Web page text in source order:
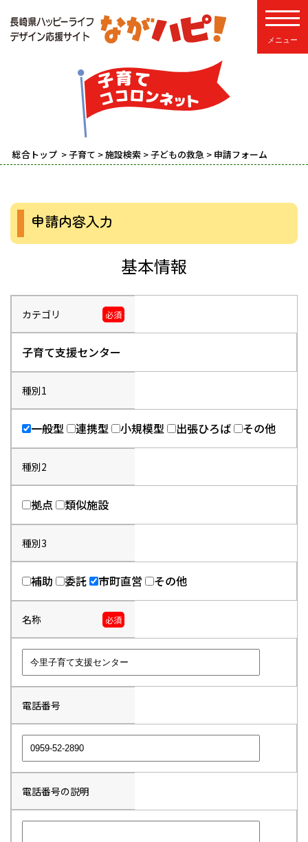
総合トップ >子育て >施設検索 >子どもの救急 > 申請フォーム
申請内容入力
基本情報
カテゴリ 必須
子育て支援センター
種別1
一般型 連携型 小規模型 出張ひろば その他
種別2
拠点 類似施設
種別3
補助 委託 市町直営 その他
名称 必須
電話番号
電話番号の説明